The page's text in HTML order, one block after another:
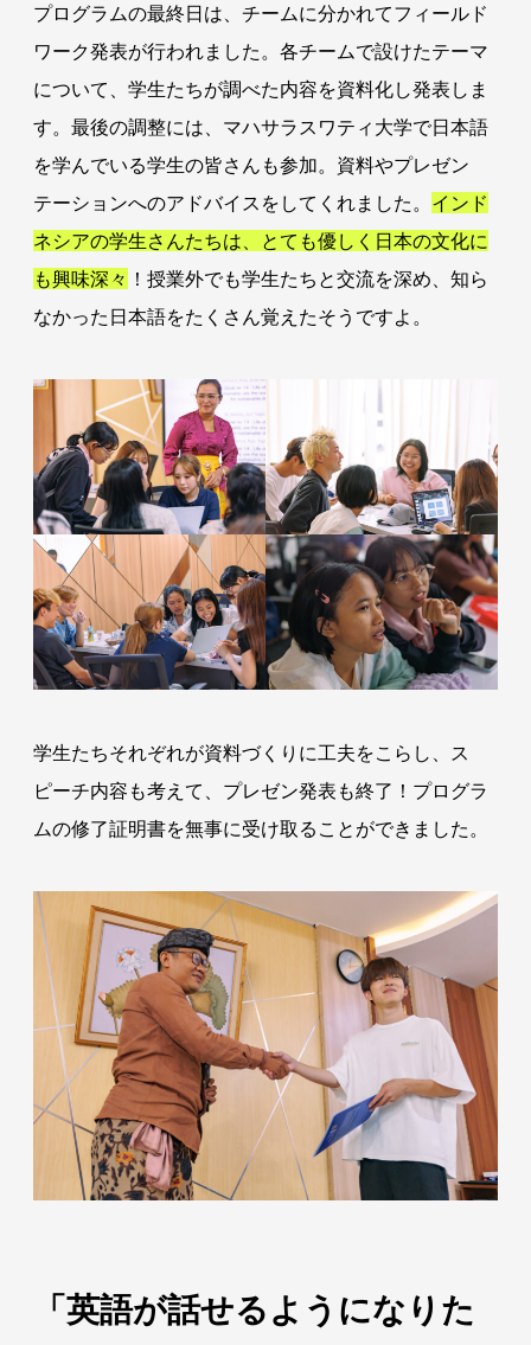
プログラムの最終日は、チームに分かれてフィールド
ワーク発表が行われました。各チームで設けたテーマ
について、学生たちが調べた内容を資料化し発表しま
す。最後の調整には、マハサラスワティ大学で日本語
を学んでいる学生の皆さんも参加。資料やプレゼン
テーションへのアドバイスをしてくれました。 インド
ネシアの学生さんたちは、とても優しく日本の文化に
も興味深々 ！授業外でも学生たちと交流を深め、知ら
なかった日本語をたくさん覚えたそうですよ。
学生たちそれぞれが資料づくりに工夫をこらし、ス
ピーチ内容も考えて、プレゼン発表も終了！プログラ
ムの修了証明書を無事に受け取ることができました。
「英語が話せるようになりた